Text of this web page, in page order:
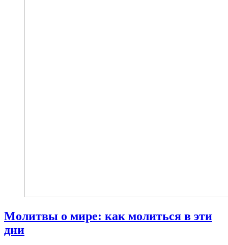
Молитвы о мире: как молиться в эти
дни